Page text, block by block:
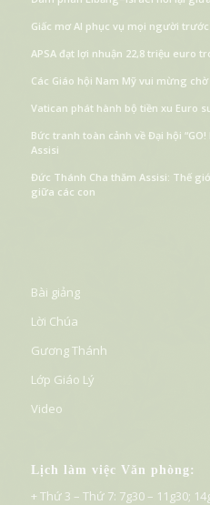
Giấc mơ AI phục vụ mọi người
APSA đạt lợi nhuận 22,8 triệu euro
Các Giáo hội Nam Mỹ vui mừng
Vatican phát hành bộ tiền xu Euro
Bức tranh toàn cảnh về Đại hội
Assisi
Đức Thánh Cha thăm Assisi: Thế
giữa các con
Bài giảng
Lời Chúa
Gương Thánh
Lớp Giáo Lý
Video
Lịch làm việc Văn phòng:
+ Thứ 3 – Thứ 7: 7g30 – 11g30;